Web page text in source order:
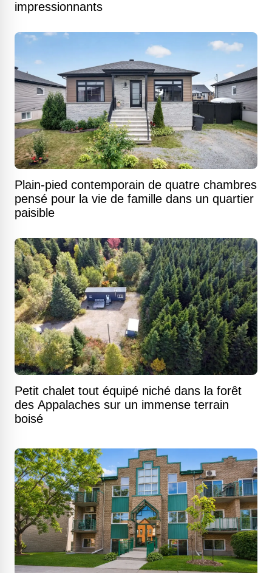
impressionnants
Plain-pied contemporain de quatre chambres
pensé pour la vie de famille dans un quartier
paisible
Petit chalet tout équipé niché dans la forêt
des Appalaches sur un immense terrain
boisé